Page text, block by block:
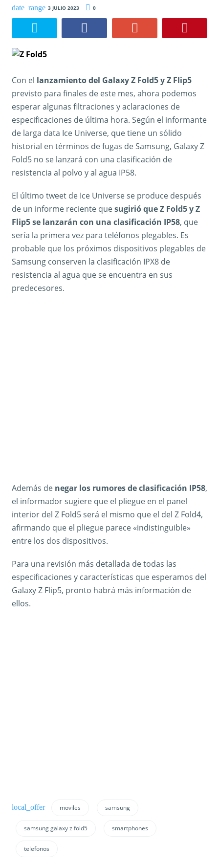
3 JULIO 2023
0
Con el lanzamiento del Galaxy Z Fold5 y Z Flip5
previsto para finales de este mes, ahora podemos
esperar algunas filtraciones y aclaraciones de
especificaciones de última hora. Según el informante
de larga data Ice Universe, que tiene un sólido
historial en términos de fugas de Samsung, Galaxy Z
Fold5 no se lanzará con una clasificación de
resistencia al polvo y al agua IP58.
El último tweet de Ice Universe se produce después
de un informe reciente quesugirió que Z Fold5 y Z
Flip5 se lanzarán con una clasificación IP58, que
sería la primera vez para teléfonos plegables. Es
probable que los próximos dispositivos plegables de
Samsung conserven la clasificación IPX8 de
resistencia al agua que se encuentra en sus
predecesores.
Además de negar los rumores de clasificación IP58,
el informador sugiere que el pliegue en el panel
interior del Z Fold5 será el mismo que el del Z Fold4,
afirmando que el pliegue parece «indistinguible»
entre los dos dispositivos.
Para una revisión más detallada de todas las
especificaciones y características que esperamos del
Galaxy Z Flip5, pronto habrá más información de
ellos.
moviles samsung
samsung galaxy z fold5 smartphones
telefonos